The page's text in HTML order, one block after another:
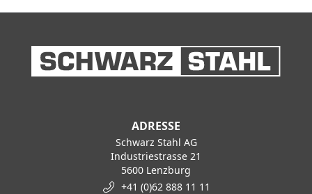
ADRESSE
Schwarz Stahl AG
Industriestrasse 21
5600 Lenzburg
+41 (0)62 888 11 11